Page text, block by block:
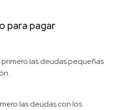
para pagar
las deudas pequeñas
las deudas con los